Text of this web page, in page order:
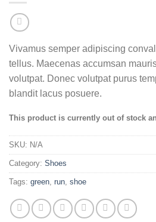
Vivamus semper adipiscing
tellus. Maecenas accumsan
volutpat. Donec volutpat purus
blandit lacus posuere.
This product is currently out of stock
SKU: N/A
Category: Shoes
Tags: green, run, shoe